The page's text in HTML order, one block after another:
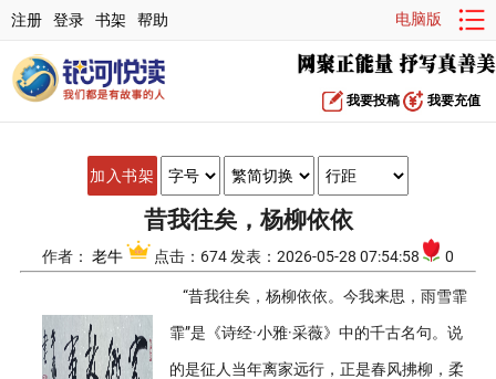
注册 登录 书架 帮助 电脑版
我要投稿 我要充值
加入书架
昔我往矣，杨柳依依
作者： 老牛 点击：674 发表：2026-05-28 07:54:58 0
“昔我往矣，杨柳依依。今我来思，雨雪霏
霏”是《诗经·小雅·采薇》中的千古名句。说
的是征人当年离家远行，正是春风拂柳，柔